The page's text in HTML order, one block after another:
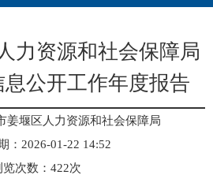
力资源和社会保障局
息公开工作年度报告
姜堰区人力资源和社会保障局
：2026-01-22 14:52
览次数： 422次